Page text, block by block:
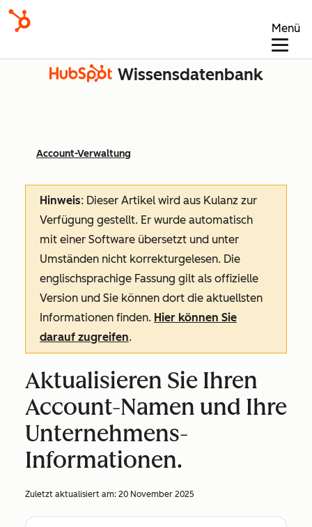
Menü
Wissensdatenbank
Account-Verwaltung
Hinweis: Dieser Artikel wird aus Kulanz zur
Verfügung gestellt. Er wurde automatisch
mit einer Software übersetzt und unter
Umständen nicht korrekturgelesen. Die
englischsprachige Fassung gilt als offizielle
Version und Sie können dort die aktuellsten
Informationen finden. Hier können Sie
darauf zugreifen.
Aktualisieren Sie Ihren
Account-Namen und Ihre
Unternehmens-
Informationen.
Zuletzt aktualisiert am: 20 November 2025